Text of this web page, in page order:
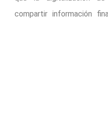
compartir información